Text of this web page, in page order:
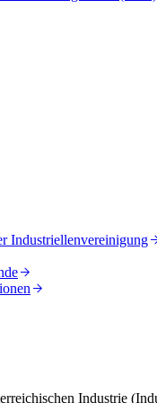
Industriellenvereinigung
Industrie